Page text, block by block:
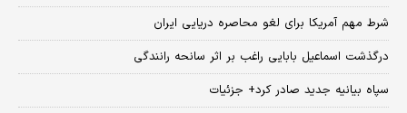
شرط مهم آمریکا برای لغو محاصره دریایی ایران
درگذشت اسماعیل بابایی راغب بر اثر سانحه رانندگی
سپاه بیانیه جدید صادر کرد+ جزئیات